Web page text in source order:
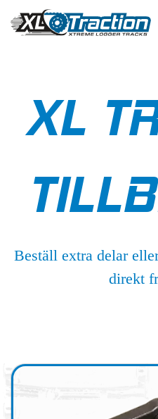
XL
Beställ extra delar
direkt